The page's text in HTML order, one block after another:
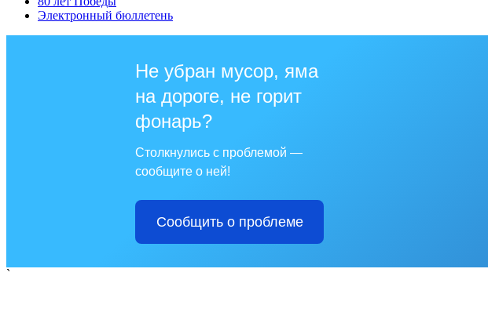
Электронный бюллетень
Не убран мусор, яма
на дороге, не горит
фонарь?
Столкнулись с проблемой —
сообщите о ней!
Сообщить о проблеме
`